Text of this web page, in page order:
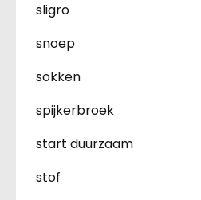
sligro
snoep
sokken
spijkerbroek
start duurzaam
stof